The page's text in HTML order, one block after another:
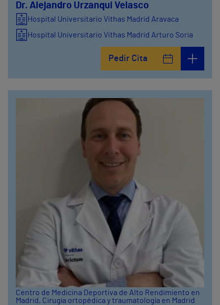
Dr. Alejandro Urzanqui Velasco
Hospital Universitario Vithas Madrid Aravaca
Hospital Universitario Vithas Madrid Arturo Soria
Pedir Cita
Centro de Medicina Deportiva de Alto Rendimiento en
Madrid, Cirugía ortopédica y traumatología en Madrid